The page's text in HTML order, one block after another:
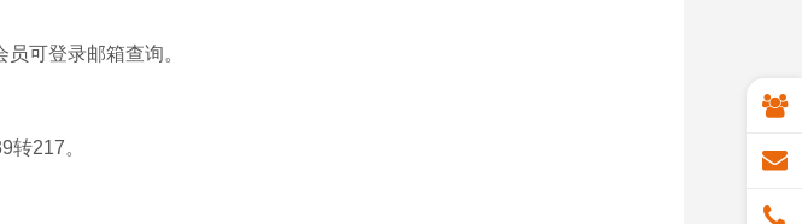
可登录邮箱查询。
217。